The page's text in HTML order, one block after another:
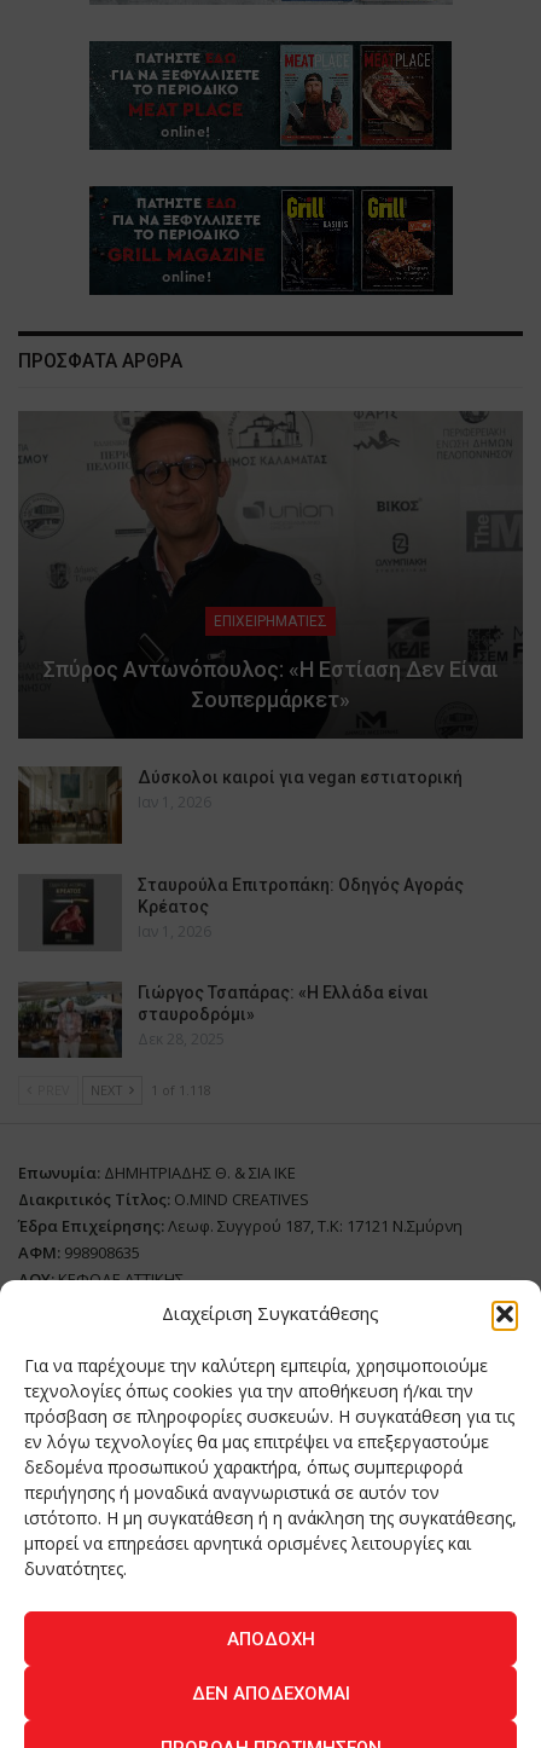
Διαχείριση Συγκατάθεσης
Για να παρέχουμε την καλύτερη εμπειρία, χρησιμοποιούμε
τεχνολογίες όπως cookies για την αποθήκευση ή/και την
πρόσβαση σε πληροφορίες συσκευών. Η συγκατάθεση για τις
εν λόγω τεχνολογίες θα μας επιτρέψει να επεξεργαστούμε
δεδομένα προσωπικού χαρακτήρα, όπως συμπεριφορά
περιήγησης ή μοναδικά αναγνωριστικά σε αυτόν τον
ιστότοπο. Η μη συγκατάθεση ή η ανάκληση της συγκατάθεσης,
μπορεί να επηρεάσει αρνητικά ορισμένες λειτουργίες και
δυνατότητες.
ΑΠΟΔΟΧΉ
ΔΕΝ ΑΠΟΔΈΧΟΜΑΙ
ΠΡΟΣΦΑΤΑ ΑΡΘΡΑ
ΕΠΙΧΕΙΡΗΜΑΤΙΕΣ
Σπύρος Αντωνόπουλος: «Η Εστίαση Δεν Είναι
Σουπερμάρκετ»
Δύσκολοι καιροί για vegan εστιατορική
Ιαν 1, 2026
Σταυρούλα Επιτροπάκη: Οδηγός Αγοράς
Κρέατος
Ιαν 1, 2026
Γιώργος Τσαπάρας: «Η Ελλάδα είναι
σταυροδρόμι»
Δεκ 28, 2025
NEXT 1 of 1.118
Επωνυμία: ΔΗΜΗΤΡΙΑΔΗΣ Θ. & ΣΙΑ ΙΚΕ
Διακριτικός Τίτλος: O.MIND CREATIVES
Έδρα Επιχείρησης:Λεωφ. Συγγρού 187, Τ.Κ: 17121 Ν.Σμύρνη
ΑΦΜ: 998908635
ΔΟΥ:ΚΕΦΟΔΕ ΑΤΤΙΚΗΣ
Όνομα Ιδιοκτήτη και Νόμιμο Πρόσωπο: Θεόδωρος Δημητριάδης
Διευθυντής Σύνταξης:Ευθυμιάτου Μαίρη
Domain:grillmagazine.gr
Δικαιούχος Domain:Θεόδωρος Δημητριάδης
Διευθυντής:Θεόδωρος Δημητριάδης
Διαχειριστής:Θεόδωρος Δημητριάδης
Δήλωση Συμμόρφωσης
Αριθμός Πιστοποίησης Μ.Η.Τ.:
ΑΝΘΡΩΠΟΙ
ΠΕΡΙΟΔΙΚΟ ΕΠΙΚΟΙΝΩΝΙΑ